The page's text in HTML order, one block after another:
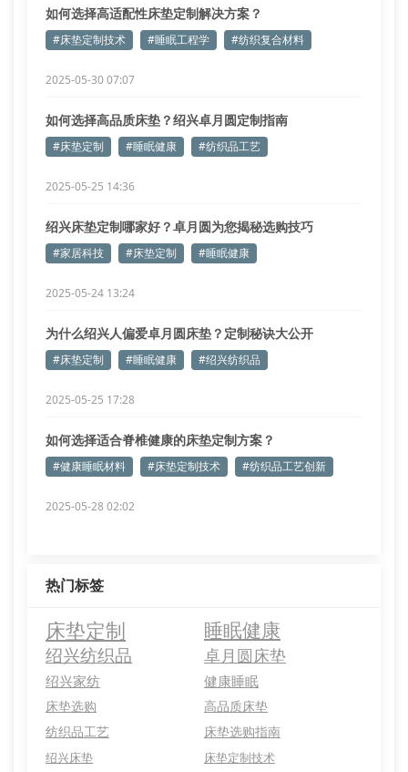
如何选择高适配性床垫定制解决方案？
#床垫定制技术 #睡眠工程学 #纺织复合材料
2025-05-30 07:07
如何选择高品质床垫？绍兴卓月圆定制指南
#床垫定制 #睡眠健康 #纺织品工艺
2025-05-25 14:36
绍兴床垫定制哪家好？卓月圆为您揭秘选购技巧
#家居科技 #床垫定制 #睡眠健康
2025-05-24 13:24
为什么绍兴人偏爱卓月圆床垫？定制秘诀大公开
#床垫定制 #睡眠健康 #绍兴纺织品
2025-05-25 17:28
如何选择适合脊椎健康的床垫定制方案？
#健康睡眠材料 #床垫定制技术 #纺织品工艺创新
2025-05-28 02:02
热门标签
床垫定制 睡眠健康
绍兴纺织品 卓月圆床垫
绍兴家纺 健康睡眠
床垫选购
高品质床垫
纺织品工艺
床垫选购指南
绍兴床垫
床垫定制技术